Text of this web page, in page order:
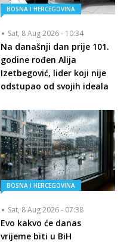
BOSNA I HERCEGOVINA
Sat, 8 Aug 2026 - 10:34
Na današnji dan prije 101.
godine rođen Alija
Izetbegović, lider koji nije
odstupao od svojih ideala
BOSNA I HERCEGOVINA
Sat, 8 Aug 2026 - 07:38
Evo kakvo će danas
vrijeme biti u BiH